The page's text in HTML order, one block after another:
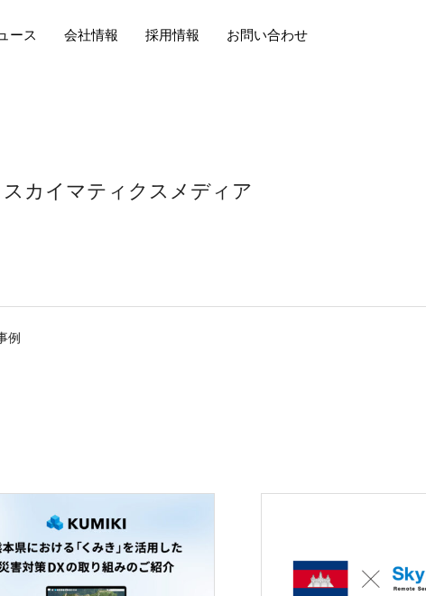
ース 会社情報 採用情報 お問い合わせ
スカイマティクスメディア
例